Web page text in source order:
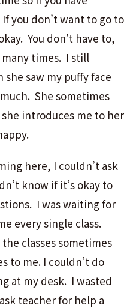
you don’t want to go to
You don’t have to,
many times. I still
saw my puffy face
She sometimes
introduces me to her
here, I couldn’t ask
know if it’s okay to
I was waiting for
every single class.
classes sometimes
to me. I couldn’t do
at my desk. I wasted
teacher for help a